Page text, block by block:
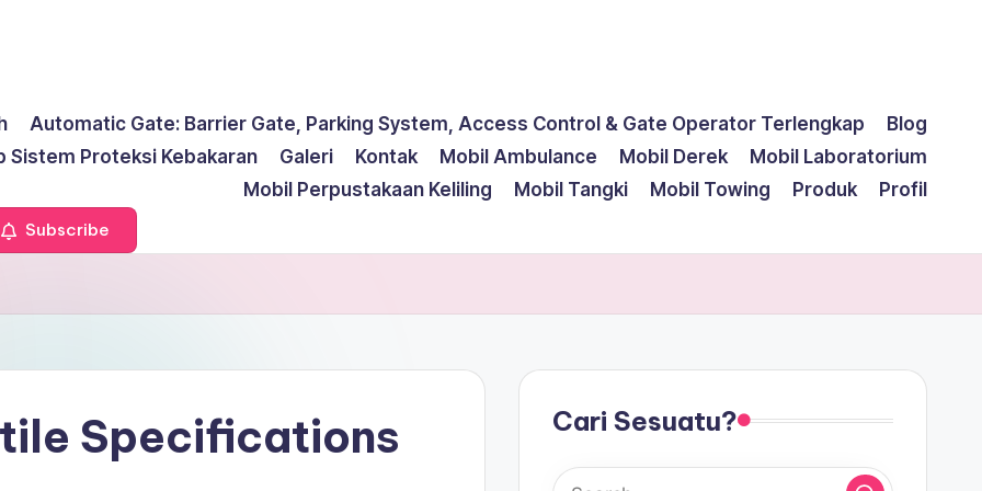
Automatic Gate: Barrier Gate, Parking System, Access Control & Gate Operator Terlengkap
Blog
Sistem Proteksi Kebakaran
Galeri Kontak Mobil Ambulance Mobil Derek
Mobil Laboratorium
Mobil Perpustakaan Keliling
Mobil Tangki Mobil Towing Produk
Profil
Subscribe
Specifications Cari Sesuatu?